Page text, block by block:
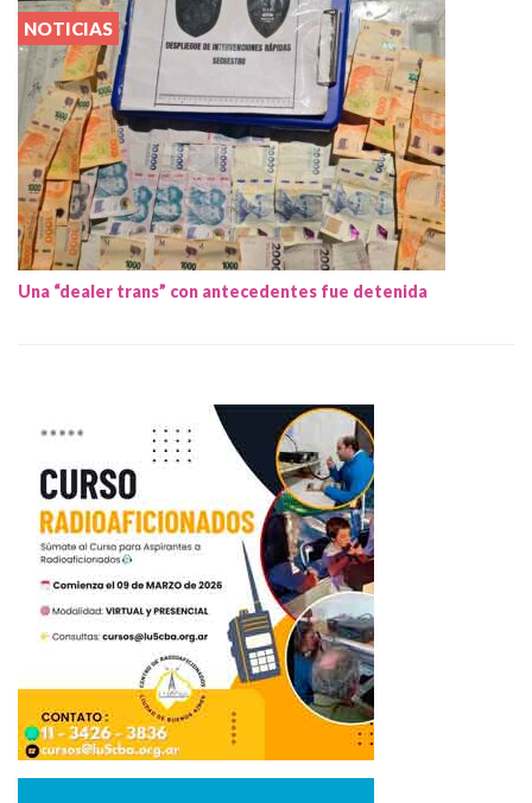
NOTICIAS
Una “dealer trans” con antecedentes fue detenida